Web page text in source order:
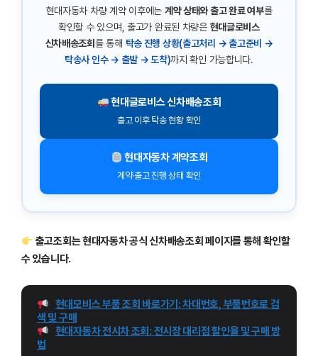
현대자동차 차량 계약 이후에는 계약 상태와 출고 완료 여부를
확인할 수 있으며, 출고가 완료된 차량은 현대글로비스
신차배송조회 를 통해 탁송 진행 상황(출고처리 → 출고준비 →
탁송사 인수 → 출발 → 도착)까지 확인 가능합니다.
현대글로비스 신차배송조회
출고 이후 탁송 현황 확인
현대자동차 계약조회
계약·출고 진행 상태 확인
출고조회는 현대자동차 공식 신차배송조회 페이지를 통해 확인할
수 있습니다.
현대모비스 부품 조회 바로가기: 차대번호, 부품번호로 검
색 및 구매
현대자동차 전시차 조회: 전시장 대리점 할인율 및 구매 방
법